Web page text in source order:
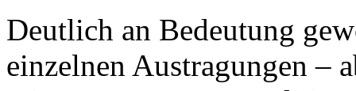
Deutlich an Bedeutung
einzelnen Austragungen –